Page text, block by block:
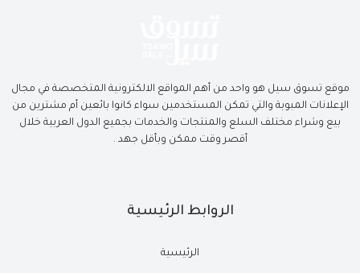
موقع تسوق سيل هو واحد من أهم المواقع الالكترونية المتخصصة في مجال
الإعلانات المبوبة والتي تمكن المستخدمين سواء كانوا بائعين أم مشترين من
بيع وشراء مختلف السلع والمنتجات والخدمات بجميع الدول العربية خلال
أقصر وقت ممكن وبأقل جهد .
الروابط الرئيسية
الرئيسية